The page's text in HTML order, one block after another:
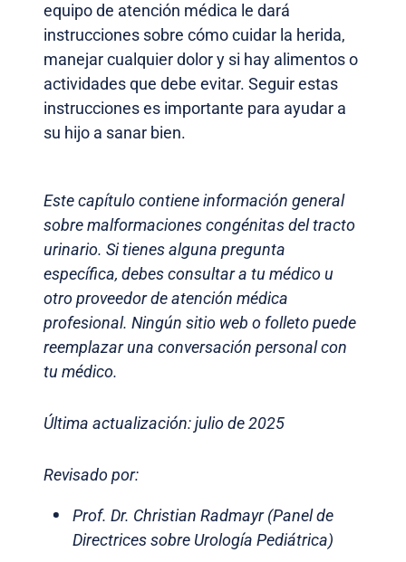
equipo de atención médica le dará
instrucciones sobre cómo cuidar la herida,
manejar cualquier dolor y si hay alimentos o
actividades que debe evitar. Seguir estas
instrucciones es importante para ayudar a
su hijo a sanar bien.
Este capítulo contiene información general
sobre malformaciones congénitas del tracto
urinario. Si tienes alguna pregunta
específica, debes consultar a tu médico u
otro proveedor de atención médica
profesional. Ningún sitio web o folleto puede
reemplazar una conversación personal con
tu médico.
Última actualización: julio de 2025
Revisado por:
Prof. Dr. Christian Radmayr (Panel de
Directrices sobre Urología Pediátrica)